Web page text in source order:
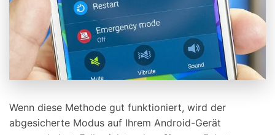
Wenn diese Methode gut funktioniert, wird der
abgesicherte Modus auf Ihrem Android-Gerät